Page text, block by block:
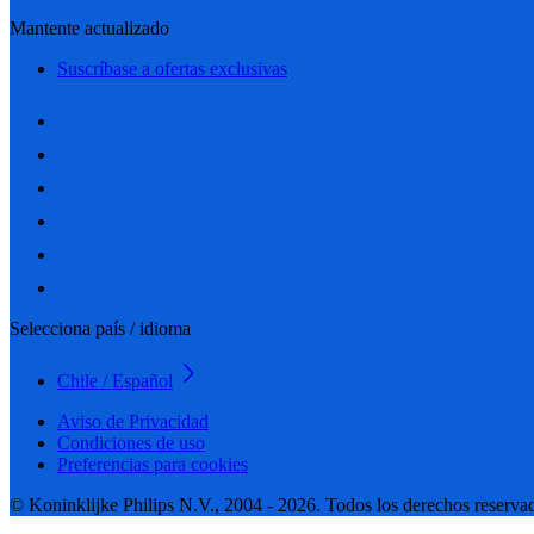
Mantente actualizado
Suscríbase a ofertas exclusivas
Selecciona país / idioma
Chile / Español
Aviso de Privacidad
Condiciones de uso
Preferencias para cookies
© Koninklijke Philips N.V., 2004 - 2026. Todos los derechos